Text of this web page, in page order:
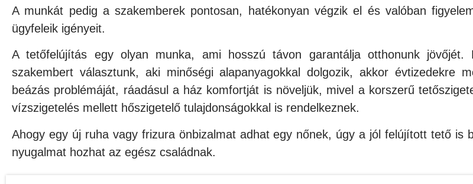
A munkát pedig a szakemberek pontosan, hatékonyan végzik el és valóban
ügyfeleik igényeit.
A tetőfelújítás egy olyan munka, ami hosszú távon garantálja otthonunk jövőjét.
szakembert választunk, aki minőségi alapanyagokkal dolgozik, akkor évtizedekre
beázás problémáját, ráadásul a ház komfortját is növeljük, mivel a korszerű
vízszigetelés mellett hőszigetelő tulajdonságokkal is rendelkeznek.
Ahogy egy új ruha vagy frizura önbizalmat adhat egy nőnek, úgy a jól felújított tető is
nyugalmat hozhat az egész családnak.